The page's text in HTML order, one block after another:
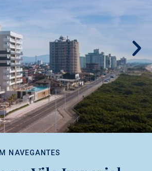
NAVEGANTES